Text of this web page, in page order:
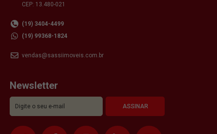
CEP: 13.480-021
(19) 3404-4499
(19) 99368-1824
vendas@sassiimoveis.com.br
Newsletter